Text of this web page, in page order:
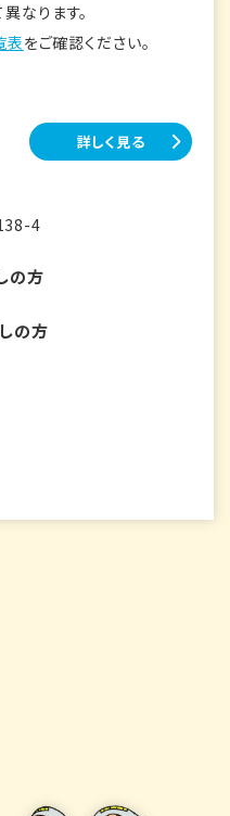
なります。
表をご確認ください。
詳しく見る
4
の方
の方